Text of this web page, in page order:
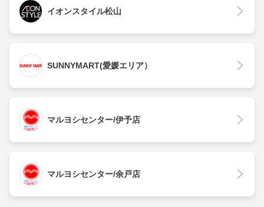
イオンスタイル松山
SUNNYMART(愛媛エリア）
マルヨシセンター/伊予店
マルヨシセンター/余戸店